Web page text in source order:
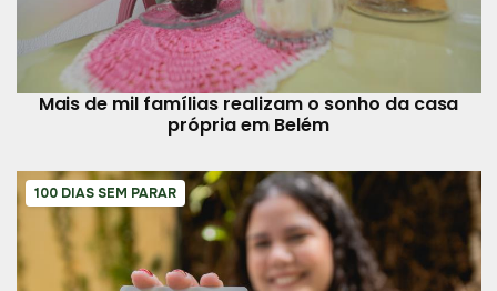
Mais de mil famílias realizam o sonho da casa
própria em Belém
100 DIAS SEM PARAR